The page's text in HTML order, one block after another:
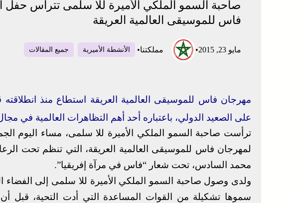
فاس للموسيقى العالمية العريقة
مايو 23, 2015 • مملكتنا• الأنشطة الأميرية جميع المقالات
على الصعيد الدولي، باعتباره أحد أهم التظاهرات العالمية في
لمهرجان فاس للموسيقى العالمية العريقة، التي تنظم تحت
محمد السادس، تحت شعار “فاس في مرآة إفريقيا”.
ولدى وصول صاحبة السمو الملكي الأميرة للا سلمى إلى الفضاء
سموها تشكيلة من القوات المساعدة التي أدت التحية، قبل